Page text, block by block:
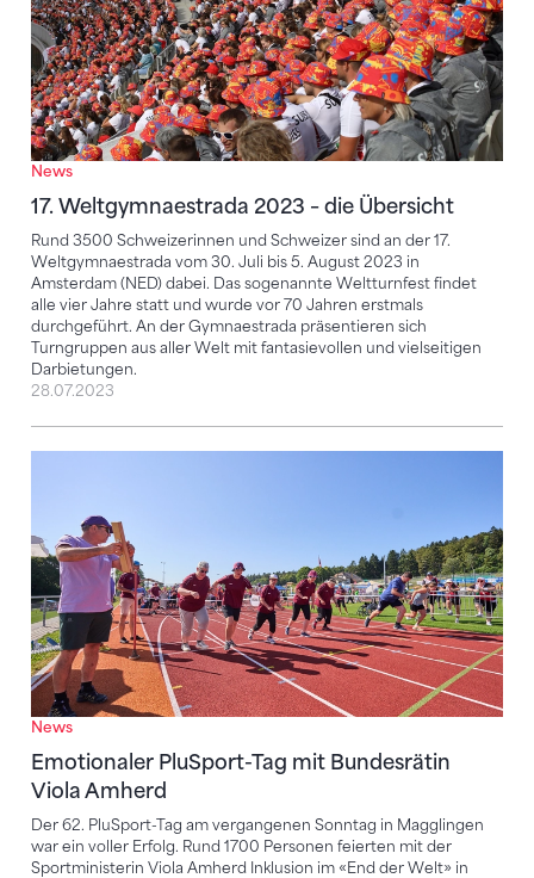
News
17. Weltgymnaestrada 2023 – die Übersicht
Rund 3500 Schweizerinnen und Schweizer sind an der 17.
Weltgymnaestrada vom 30. Juli bis 5. August 2023 in
Amsterdam (NED) dabei. Das sogenannte Weltturnfest findet
alle vier Jahre statt und wurde vor 70 Jahren erstmals
durchgeführt. An der Gymnaestrada präsentieren sich
Turngruppen aus aller Welt mit fantasievollen und vielseitigen
Darbietungen.
28.07.2023
News
Emotionaler PluSport-Tag mit Bundesrätin
Viola Amherd
Der 62. PluSport-Tag am vergangenen Sonntag in Magglingen
war ein voller Erfolg. Rund 1700 Personen feierten mit der
Sportministerin Viola Amherd Inklusion im «End der Welt» in